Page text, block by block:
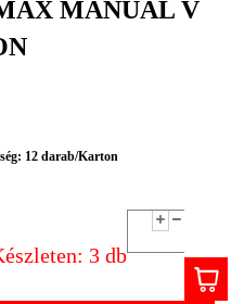
MANUAL V
12 darab/Karton
3 db